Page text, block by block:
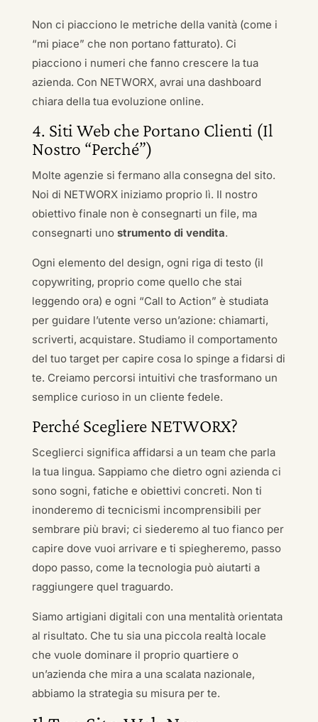
Non ci piacciono le metriche della vanità (come i
“mi piace” che non portano fatturato). Ci
piacciono i numeri che fanno crescere la tua
azienda. Con NETWORX, avrai una dashboard
chiara della tua evoluzione online.
4. Siti Web che Portano Clienti (Il
Nostro “Perché”)
Molte agenzie si fermano alla consegna del sito.
Noi di NETWORX iniziamo proprio lì. Il nostro
obiettivo finale non è consegnarti un file, ma
consegnarti uno strumento di vendita.
Ogni elemento del design, ogni riga di testo (il
copywriting, proprio come quello che stai
leggendo ora) e ogni “Call to Action” è studiata
per guidare l’utente verso un’azione: chiamarti,
scriverti, acquistare. Studiamo il comportamento
del tuo target per capire cosa lo spinge a fidarsi di
te. Creiamo percorsi intuitivi che trasformano un
semplice curioso in un cliente fedele.
Perché Scegliere NETWORX?
Sceglierci significa affidarsi a un team che parla
la tua lingua. Sappiamo che dietro ogni azienda ci
sono sogni, fatiche e obiettivi concreti. Non ti
inonderemo di tecnicismi incomprensibili per
sembrare più bravi; ci siederemo al tuo fianco per
capire dove vuoi arrivare e ti spiegheremo, passo
dopo passo, come la tecnologia può aiutarti a
raggiungere quel traguardo.
Siamo artigiani digitali con una mentalità orientata
al risultato. Che tu sia una piccola realtà locale
che vuole dominare il proprio quartiere o
un’azienda che mira a una scalata nazionale,
abbiamo la strategia su misura per te.